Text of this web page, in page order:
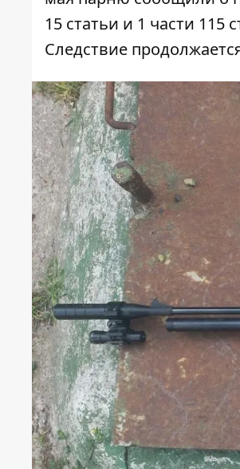
15 статьи и 1 части
Следствие